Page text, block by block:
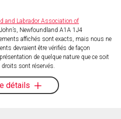
and Labrador Association of
Newfoundland A1A 1J4
affichés sont exacts, mais nous ne
devraient être vérifiés de façon
de quelque nature que ce soit
sont réservés.
détails